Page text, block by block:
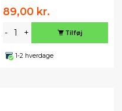
89,00 kr.
- + Tilføj
1-2 hverdage